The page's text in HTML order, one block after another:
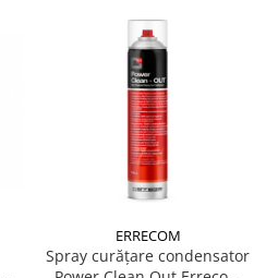
ERRECOM
Spray curățare condensator